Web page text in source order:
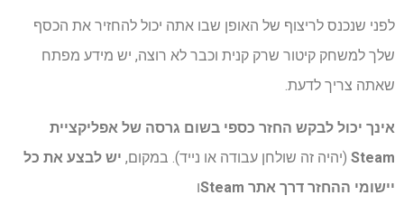
לפני שנכנס לריצוף של האופן שבו אתה יכול להחזיר את הכסף
שלך למשחק קיטור שרק קנית וכבר לא רוצה, יש מידע מפתח
שאתה צריך לדעת.
אינך יכול לבקש החזר כספי בשום גרסה של אפליקציית
Steam (יהיה זה שולחן עבודה או נייד). במקום, יש לבצע את כל
יישומי ההחזר דרך אתר Steam
ו